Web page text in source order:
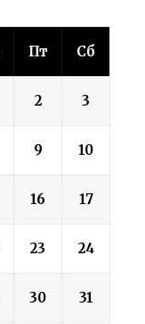
Пт Сб
2 3
9 10
16 17
23 24
30 31